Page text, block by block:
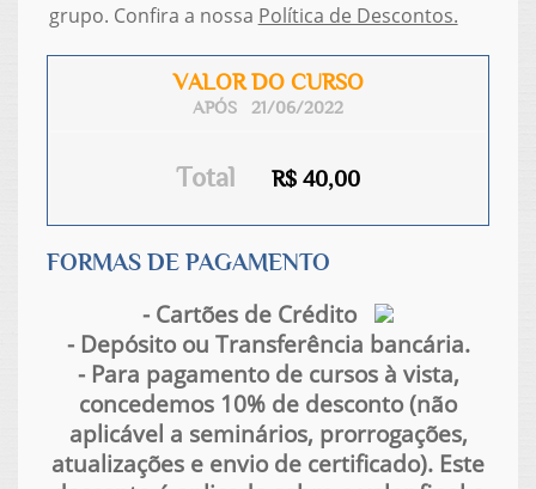
grupo. Confira a nossa Política de Descontos.
VALOR DO CURSO
APÓS 21/06/2022
Total R$ 40,00
FORMAS DE PAGAMENTO
- Cartões de Crédito
- Depósito ou Transferência bancária.
- Para pagamento de cursos à vista,
concedemos 10% de desconto (não
aplicável a seminários, prorrogações,
atualizações e envio de certificado). Este